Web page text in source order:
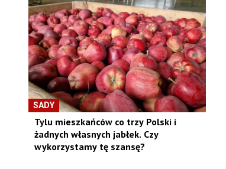
SADY
Tylu mieszkańców co trzy Polski i
żadnych własnych jabłek. Czy
wykorzystamy tę szansę?